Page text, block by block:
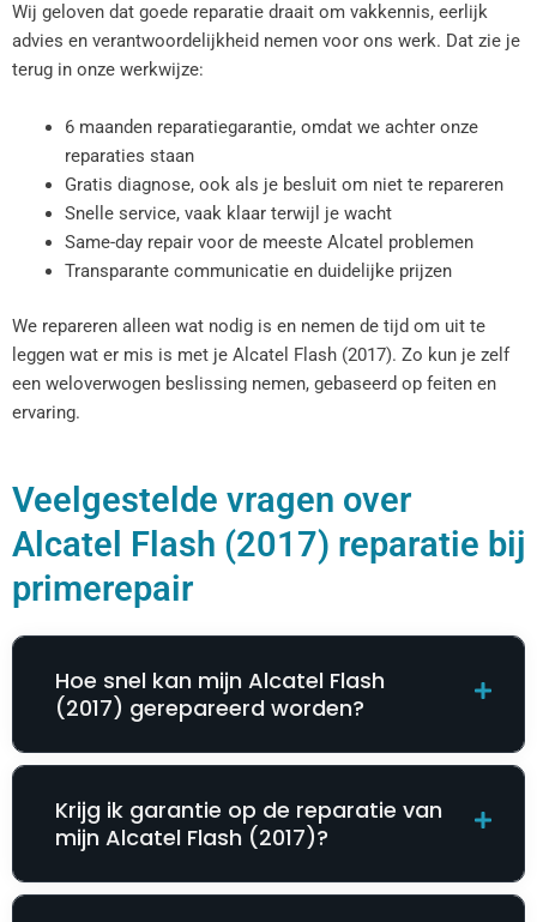
Wij geloven dat goede reparatie draait om vakkennis, eerlijk
advies en verantwoordelijkheid nemen voor ons werk. Dat zie je
terug in onze werkwijze:
6 maanden reparatiegarantie, omdat we achter onze
reparaties staan
Gratis diagnose, ook als je besluit om niet te repareren
Snelle service, vaak klaar terwijl je wacht
Same-day repair voor de meeste Alcatel problemen
Transparante communicatie en duidelijke prijzen
We repareren alleen wat nodig is en nemen de tijd om uit te
leggen wat er mis is met je Alcatel Flash (2017). Zo kun je zelf
een weloverwogen beslissing nemen, gebaseerd op feiten en
ervaring.
Veelgestelde vragen over
Alcatel Flash (2017) reparatie bij
primerepair
Hoe snel kan mijn Alcatel Flash
(2017) gerepareerd worden?
Krijg ik garantie op de reparatie van
mijn Alcatel Flash (2017)?